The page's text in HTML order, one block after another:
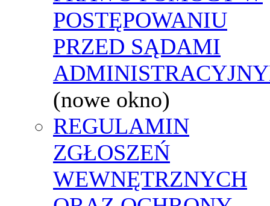
POSTĘPOWANIU
PRZED SĄDAMI
(nowe okno)
REGULAMIN
ZGŁOSZEŃ
WEWNĘTRZNYCH